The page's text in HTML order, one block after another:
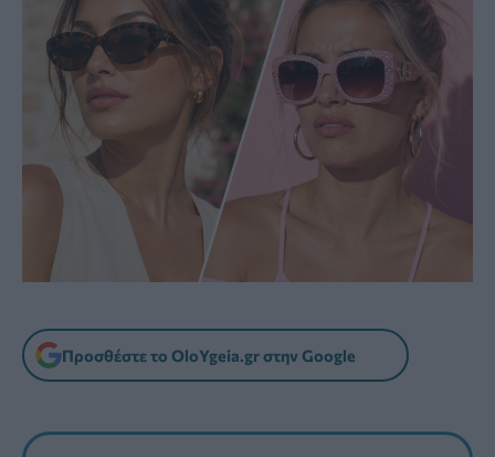
Προσθέστε το OloYgeia.gr στην Google